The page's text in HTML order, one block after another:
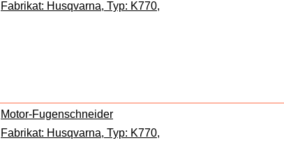
Fabrikat: Husqvarna, Typ: K770,
Motor-Fugenschneider
Fabrikat: Husqvarna, Typ: K770,